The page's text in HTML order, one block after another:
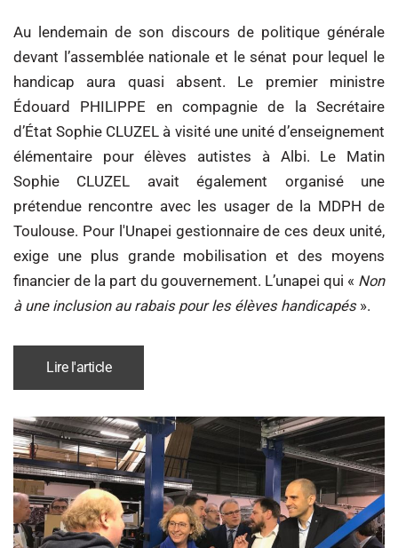
Au lendemain de son discours de politique générale
devant l’assemblée nationale et le sénat pour lequel le
handicap aura quasi absent. Le premier ministre
Édouard PHILIPPE en compagnie de la Secrétaire
d’État Sophie CLUZEL à visité une unité d’enseignement
élémentaire pour élèves autistes à Albi. Le Matin
Sophie CLUZEL avait également organisé une
prétendue rencontre avec les usager de la MDPH de
Toulouse. Pour l'Unapei gestionnaire de ces deux unité,
exige une plus grande mobilisation et des moyens
financier de la part du gouvernement. L’unapei qui « Non
à une inclusion au rabais pour les élèves handicapés».
Lire l'article